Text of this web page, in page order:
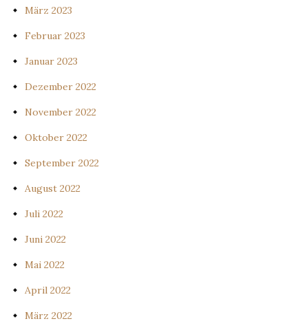
März 2023
Februar 2023
Januar 2023
Dezember 2022
November 2022
Oktober 2022
September 2022
August 2022
Juli 2022
Juni 2022
Mai 2022
April 2022
März 2022